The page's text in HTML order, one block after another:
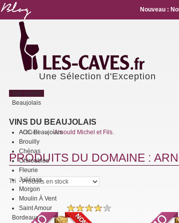
Une Sélection d'Exception
Top ventes
Beaujolais
VINS DU BEAUJOLAIS
AOC Beaujolais
Brouilly
Chénas
Chiroubles
Fleurie
Juliénas
Morgon
Moulin À Vent
Saint Amour
Bordeaux
Nouveau :
Accueil
Arnould Michel et Fils.
PRODUITS DU DOMAINE :
Tri